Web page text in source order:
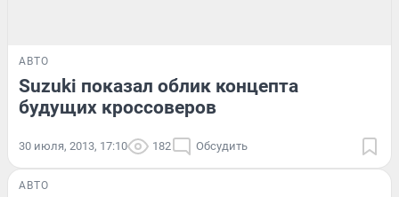
АВТО
Suzuki показал облик концепта
будущих кроссоверов
30 июля, 2013, 17:10 182 Обсудить
АВТО